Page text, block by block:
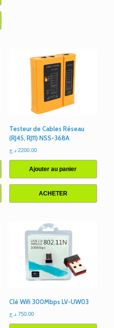
Testeur de Cables Réseau
(RJ45, RJ11) NSS-368A
2200.00 د.ج
Ajouter au panier
ACHETER
Clé Wifi 300Mbps LV-UW03
750.00 د.ج